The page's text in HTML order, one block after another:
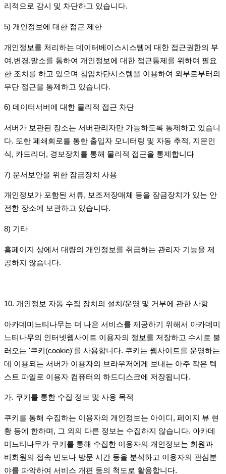
리적으로 감시 및 차단하고 있습니다.
5) 개인정보에 대한 접근 제한
개인정보를 처리하는 데이터베이스시스템에 대한 접근권한의 부
여 ,변경,말소를 통하여 개인정보에 대한 접근통제를 위하여 필요
한 조치를 하고 있으며 침입차단시스템을 이용하여 외부로부터의
무단 접근을 통제하고 있습니다.
6) 데이터서버에 대한 물리적 접근 차단
서버가 보관된 장소는 서버관리자만 가능하도록 통제하고 있습니
다. 또한 폐쇄회로를 통한 출입자 모니터링 및 자동 추적, 지문인
식, 카드리더 , 경보장치를 통해 물리적 접근을 통제합니다
7) 문서보안을 위한 잠금장치 사용
개인정보가 포함된 서류, 보조저장매체 등을 잠금장치가 있는 안
전한 장소에 보관하고 있습니다.
8) 기타
홈페이지 상에서 대량의 개인정보를 취급하는 관리자 기능을 제
공하지 않습니다.
10. 개인정보 자동 수집 장치의 설치 /운영 및 거부에 관한 사항
아카데미느티나무는 더 나은 서비스를 제공하기 위해서 아카데미
느티나무의 인터넷웹사이트 이용자의 정보를 저장하고 수시로 불
러오는 '쿠키(cookie)'를 사용합니다. 쿠키는 웹사이트를 운영하는
데 이용되는 서버가 이용자의 브라우저에게 보내는 아주 작은 텍
스트 파일로 이용자 컴퓨터의 하드디스크에 저장됩니다.
가. 쿠키를 통한 수집 정보 및 사용 목적
쿠키를 통해 수집하는 이용자의 개인정보는 아이디 , 페이지 뷰 현
황 등에 한하며 , 그 외의 다른 정보는 수집하지 않습니다. 아카데
미느티나무가 쿠키를 통해 수집한 이용자의 개인정보는 회원과
비회원의 접속 빈도나 방문 시간 등을 분석하고 이용자의 관심분
야를 파악하여 서비스 개편 등의 척도로 활용합니다.